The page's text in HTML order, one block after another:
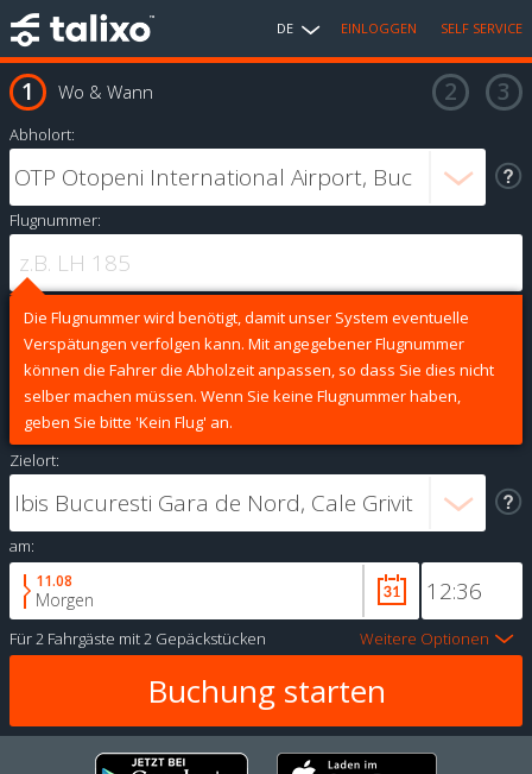
DE EINLOGGEN SELF SERVICE
Wo & Wann
Abholort:
Flugnummer:
Die Flugnummer wird benötigt, damit unser System eventuelle
Verspätungen verfolgen kann. Mit angegebener Flugnummer
können die Fahrer die Abholzeit anpassen, so dass Sie dies nicht
selber machen müssen. Wenn Sie keine Flugnummer haben,
geben Sie bitte 'Kein Flug' an.
Zielort:
am:
11.08
Morgen
Für2 Fahrgäste mit2 Gepäckstücken Weitere Optionen